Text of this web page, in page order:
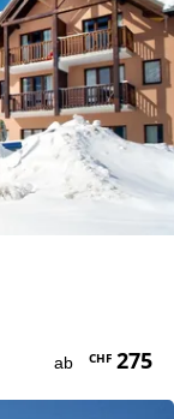
ab CHF275